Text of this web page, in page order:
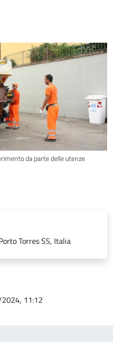
da parte delle utenze
Torres SS, Italia
11:12